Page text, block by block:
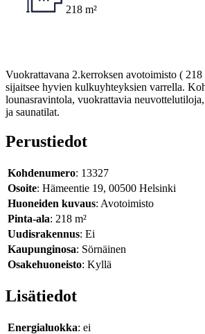
218 m²
Vuokrattavana 2.kerroksen avotoimisto (
sijaitsee hyvien kulkuyhteyksien varrella.
lounasravintola, vuokrattavia
ja saunatilat.
Perustiedot
Kohdenumero: 13327
Osoite: Hämeentie 19, 00500 Helsinki
Huoneiden kuvaus: Avotoimisto
Pinta-ala: 218 m²
Uudisrakennus: Ei
Kaupunginosa: Sörnäinen
Osakehuoneisto: Kyllä
Lisätiedot
Energialuokka: ei